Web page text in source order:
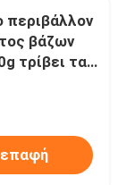
περιβάλλον
βάζων
τρίβει τα
επαφή